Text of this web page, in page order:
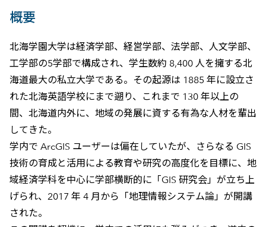
概要
北海学園大学は経済学部、経営学部、法学部、人文学部、
工学部の5学部で構成され、学生数約 8,400 人を擁する北
海道最大の私立大学である。その起源は 1885 年に設立さ
れた北海英語学校にまで遡り、これまで 130 年以上の
間、北海道内外に、地域の発展に資する有為な人材を輩出
してきた。
学内で ArcGIS ユーザーは偏在していたが、さらなる GIS
技術の育成と活用による教育や研究の高度化を目標に、地
域経済学科を中心に学部横断的に「GIS 研究会」が立ち上
げられ、2017 年 4 月から「地理情報システム論」が開講
された。